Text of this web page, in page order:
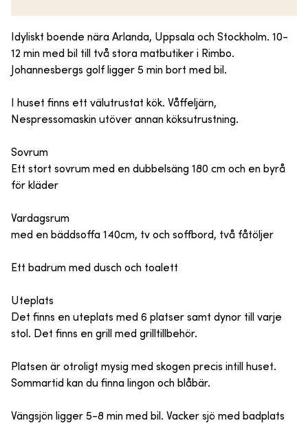
Idyliskt boende nära Arlanda, Uppsala och Stockholm. 10-
12 min med bil till två stora matbutiker i Rimbo.
Johannesbergs golf ligger 5 min bort med bil.
I huset finns ett välutrustat kök. Våffeljärn,
Nespressomaskin utöver annan köksutrustning.
Sovrum
Ett stort sovrum med en dubbelsäng 180 cm och en byrå
för kläder
Vardagsrum
med en bäddsoffa 140cm, tv och soffbord, två fåtöljer
Ett badrum med dusch och toalett
Uteplats
Det finns en uteplats med 6 platser samt dynor till varje
stol. Det finns en grill med grilltillbehör.
Platsen är otroligt mysig med skogen precis intill huset.
Sommartid kan du finna lingon och blåbär.
Vängsjön ligger 5-8 min med bil. Vacker sjö med badplats